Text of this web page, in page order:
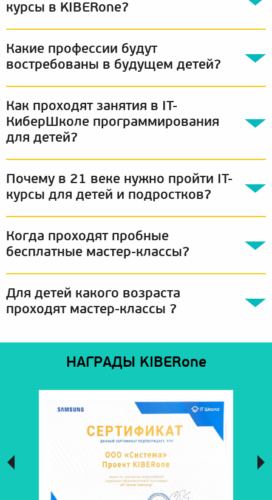
курсы в KIBERone?
Какие профессии будут
востребованы в будущем детей?
Как проходят занятия в IT-
КиберШколе программирования
для детей?
Почему в 21 веке нужно пройти IT-
курсы для детей и подростков?
Когда проходят пробные
бесплатные мастер-классы?
Для детей какого возраста
проходят мастер-классы ?
НАГРАДЫ KIBERone